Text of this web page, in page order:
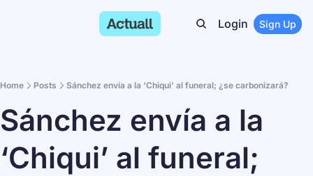
Login Sign Up
Home Posts Sánchez envía a la ‘Chiqui’ al funeral; ¿se carbonizará?
Sánchez envía a la
‘Chiqui’ al funeral;